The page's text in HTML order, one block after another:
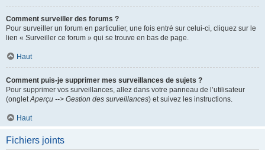
Comment surveiller des forums ?
Pour surveiller un forum en particulier, une fois entré sur celui-ci, cliquez sur le
lien « Surveiller ce forum » qui se trouve en bas de page.
Haut
Comment puis-je supprimer mes surveillances de sujets ?
Pour supprimer vos surveillances, allez dans votre panneau de l’utilisateur
(ongletAperçu --> Gestion des surveillances) et suivez les instructions.
Haut
Fichiers joints